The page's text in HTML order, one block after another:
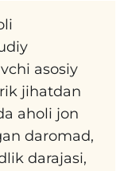
asosiy
jihatdan
aholi jon
daromad,
darajasi,